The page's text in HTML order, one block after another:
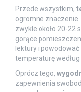
Przede wszystkim,
ogromne
zwykle około 20-22
gorące
lektury i
temperaturę
Oprócz tego,
zapewnienia